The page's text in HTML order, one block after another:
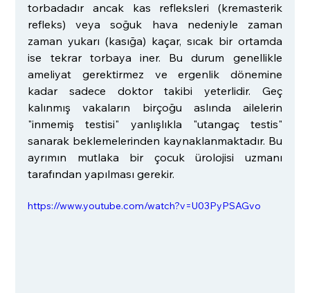
torbadadır ancak kas refleksleri (kremasterik
refleks) veya soğuk hava nedeniyle zaman
zaman yukarı (kasığa) kaçar, sıcak bir ortamda
ise tekrar torbaya iner. Bu durum genellikle
ameliyat gerektirmez ve ergenlik dönemine
kadar sadece doktor takibi yeterlidir. Geç
kalınmış vakaların birçoğu aslında ailelerin
"inmemiş testisi" yanlışlıkla "utangaç testis"
sanarak beklemelerinden kaynaklanmaktadır. Bu
ayrımın mutlaka bir çocuk ürolojisi uzmanı
tarafından yapılması gerekir.
https://www.youtube.com/watch?v=U03PyPSAGvo